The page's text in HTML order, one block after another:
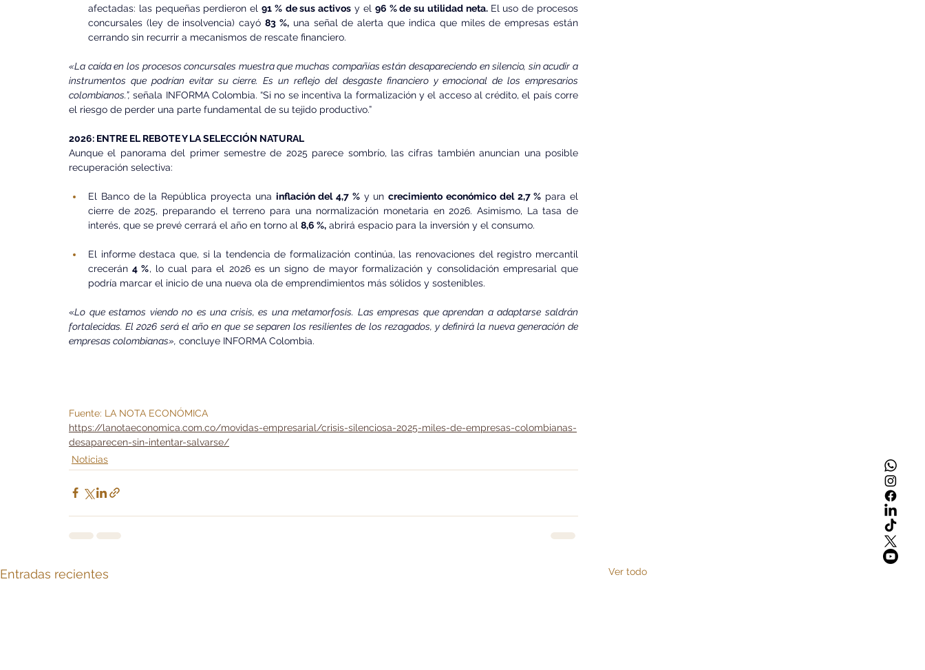
afectadas: las pequeñas perdieron el 91 % de sus activos y el 96 % de su utilidad neta. El uso de procesos
concursales (ley de insolvencia) cayó 83 %, una señal de alerta que indica que miles de empresas están
cerrando sin recurrir a mecanismos de rescate financiero.
«La caída en los procesos concursales muestra que muchas compañías están desapareciendo en silencio, sin acudir a
instrumentos que podrían evitar su cierre. Es un reflejo del desgaste financiero y emocional de los empresarios
colombianos.”, señala INFORMA Colombia. “Si no se incentiva la formalización y el acceso al crédito, el país corre
el riesgo de perder una parte fundamental de su tejido productivo.”
2026: ENTRE EL REBOTE Y LA SELECCIÓN NATURAL
Aunque el panorama del primer semestre de 2025 parece sombrío, las cifras también anuncian una posible
recuperación selectiva:
El Banco de la República proyecta una inflación del 4,7 % y un crecimiento económico del 2,7 % para el
cierre de 2025, preparando el terreno para una normalización monetaria en 2026. Asimismo, La tasa de
interés, que se prevé cerrará el año en torno al 8,6 %, abrirá espacio para la inversión y el consumo.
El informe destaca que, si la tendencia de formalización continúa, las renovaciones del registro mercantil
crecerán 4 %, lo cual para el 2026 es un signo de mayor formalización y consolidación empresarial que
podría marcar el inicio de una nueva ola de emprendimientos más sólidos y sostenibles.
«Lo que estamos viendo no es una crisis, es una metamorfosis. Las empresas que aprendan a adaptarse saldrán
fortalecidas. El 2026 será el año en que se separen los resilientes de los rezagados, y definirá la nueva generación de
empresas colombianas», concluye INFORMA Colombia.
Fuente: LA NOTA ECONÓMICA
https://lanotaeconomica.com.co/movidas-empresarial/crisis-silenciosa-2025-miles-de-empresas-colombianas-
desaparecen-sin-intentar-salvarse/
Noticias
Entradas recientes Ver todo